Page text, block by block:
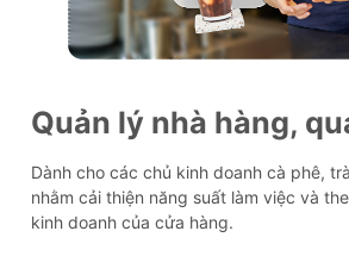
Quản lý nhà hàng,
Dành cho các chủ kinh doanh cà phê,
nhằm cải thiện năng suất làm việc và
kinh doanh của cửa hàng.